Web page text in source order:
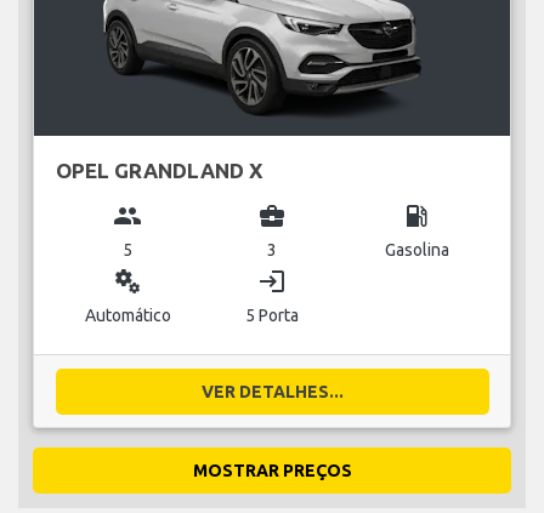
OPEL GRANDLAND X
group
5
business_center
3
local_gas_station
Gasolina
miscellaneous_services
Automático
login
5 Porta
VER DETALHES...
MOSTRAR PREÇOS